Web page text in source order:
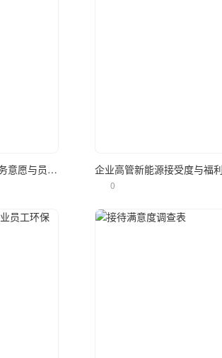
苏州市新能源志愿服务意愿与员工满意度调查
0